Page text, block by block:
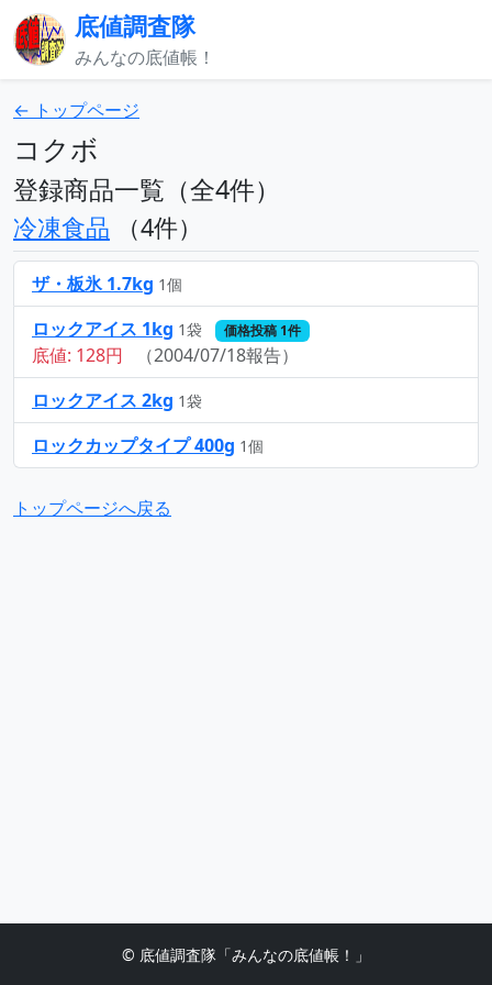
底値調査隊
みんなの底値帳！
← トップページ
コクボ
登録商品一覧（全4件）
冷凍食品 （4件）
ザ・板氷 1.7kg 1個
ロックアイス 1kg 1袋 価格投稿 1件
底値: 128円
（2004/07/18報告）
ロックアイス 2kg 1袋
ロックカップタイプ 400g 1個
トップページへ戻る
© 底値調査隊「みんなの底値帳！」